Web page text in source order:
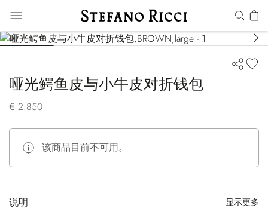
哑光鳄鱼皮与小牛皮对折钱包
€ 2.850
该商品目前不可用。
说明 显示更多